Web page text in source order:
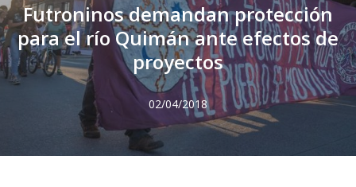
Futroninos demandan protección
para el río Quimán ante efectos de
proyectos
02/04/2018